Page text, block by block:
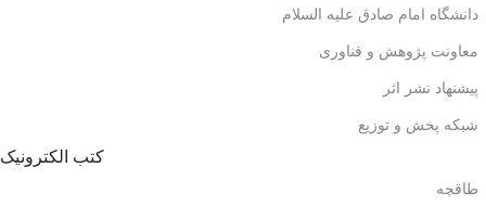
دانشگاه امام صادق علیه السلام
معاونت پژوهش و فناوری
پیشنهاد نشر اثر
شبکه پخش و توزیع
کتب الکترونیک
طاقچه